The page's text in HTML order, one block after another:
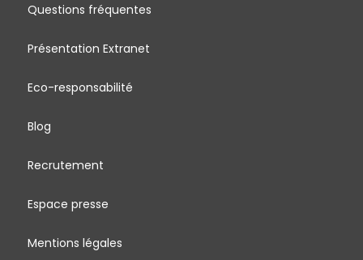
Questions fréquentes
Présentation Extranet
Eco-responsabilité
Blog
Recrutement
Espace presse
Mentions légales